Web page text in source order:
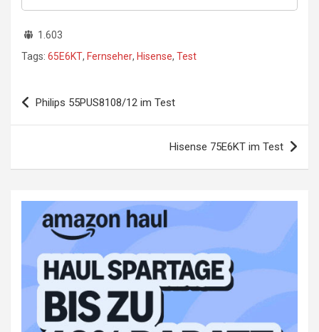
1.603
Tags: 65E6KT, Fernseher, Hisense, Test
Beitragsnavigation
Philips 55PUS8108/12 im Test
Hisense 75E6KT im Test